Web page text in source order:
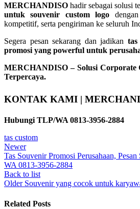
MERCHANDISO hadir sebagai solusi
untuk souvenir custom logo
kompetitif, serta pengiriman ke seluruh
Segera pesan sekarang dan jadikan tas
promosi yang powerful untuk
MERCHANDISO – Solusi
Terpercaya.
KONTAK KAMI |
Hubungi TLP/WA 0813-3956-2884
tas custom
Newer
Tas Souvenir Promosi Perusahaan,
WA 0813-3956-2884
Back to list
Older Souvenir yang cocok untuk
Related Posts